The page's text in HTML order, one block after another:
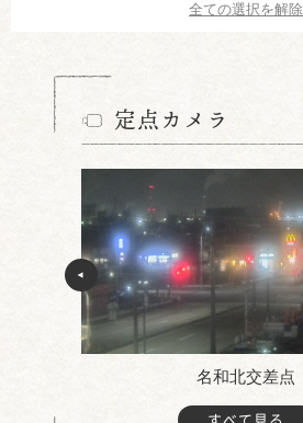
全ての選択を解除
定点カメラ
名和北交差点
すべて見る